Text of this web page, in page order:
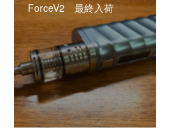
ForceV2 最終入荷